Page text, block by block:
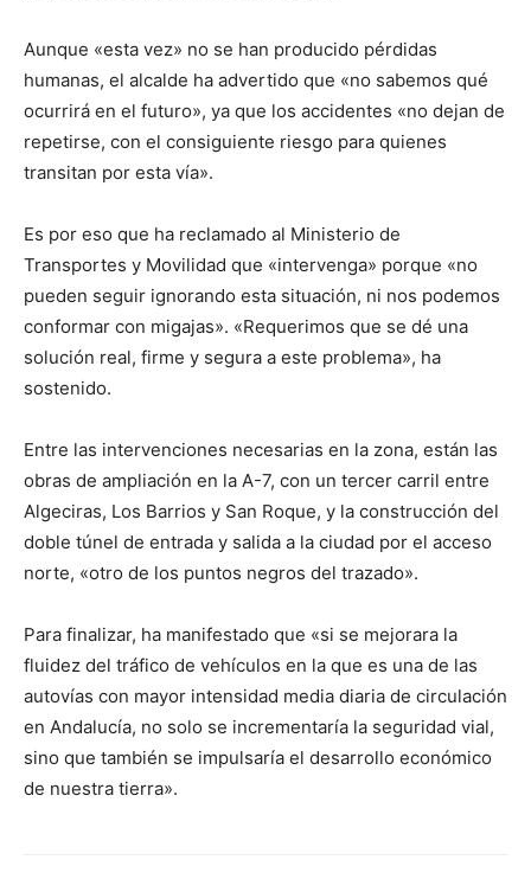
Aunque «esta vez» no se han producido pérdidas
humanas, el alcalde ha advertido que «no sabemos qué
ocurrirá en el futuro», ya que los accidentes «no dejan de
repetirse, con el consiguiente riesgo para quienes
transitan por esta vía».
Es por eso que ha reclamado al Ministerio de
Transportes y Movilidad que «intervenga» porque «no
pueden seguir ignorando esta situación, ni nos podemos
conformar con migajas». «Requerimos que se dé una
solución real, firme y segura a este problema», ha
sostenido.
Entre las intervenciones necesarias en la zona, están las
obras de ampliación en la A-7, con un tercer carril entre
Algeciras, Los Barrios y San Roque, y la construcción del
doble túnel de entrada y salida a la ciudad por el acceso
norte, «otro de los puntos negros del trazado».
Para finalizar, ha manifestado que «si se mejorara la
fluidez del tráfico de vehículos en la que es una de las
autovías con mayor intensidad media diaria de circulación
en Andalucía, no solo se incrementaría la seguridad vial,
sino que también se impulsaría el desarrollo económico
de nuestra tierra».